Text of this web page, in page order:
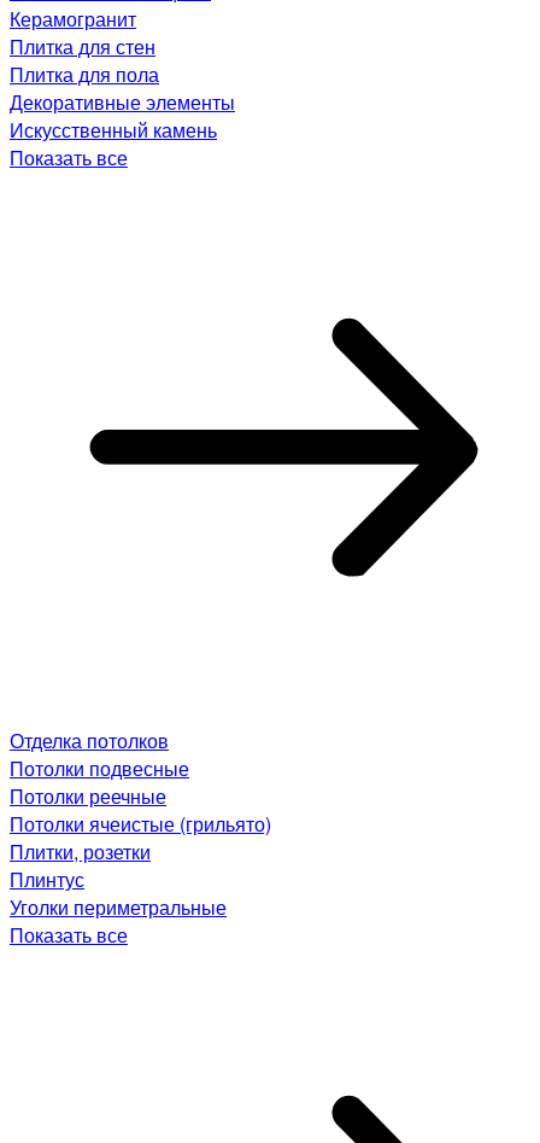
Керамогранит
Плитка для стен
Плитка для пола
Декоративные элементы
Искусственный камень
Показать все
Отделка потолков
Потолки подвесные
Потолки реечные
Потолки ячеистые (грильято)
Плитки, розетки
Плинтус
Уголки периметральные
Показать все